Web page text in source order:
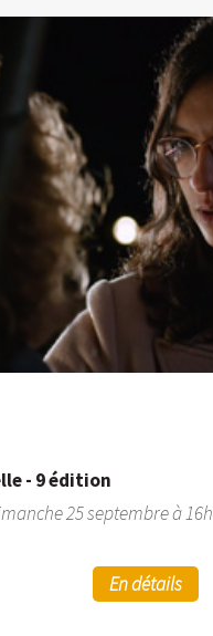
- 9 édition
25 septembre à
En détails